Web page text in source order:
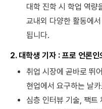
대학 진학 시 학업 역량
교내외 다양한 활동에
됩니다.
2. 대학생 기자 : 프로 언론인
취업 시장에 곧바로 뛰
현업에서 요구하는 날
심층 인터뷰 기술, 팩트